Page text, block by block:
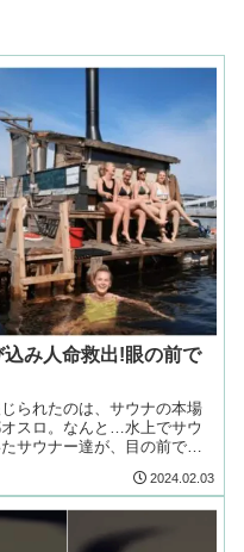
み人命救出!眼の前で
られたのは、サウナの本場
スロ。なんと…水上でサウ
サウナー達が、目の前で海
2024.02.03